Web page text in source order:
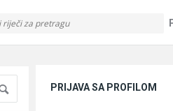
PRIJAVA SA PROFILOM